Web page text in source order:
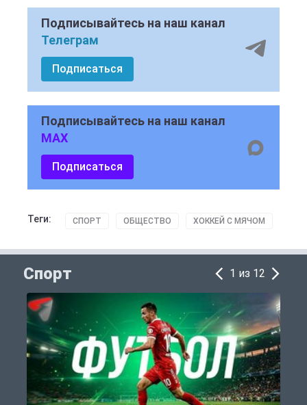
Подписывайтесь на наш канал
Телеграм
Подписаться
Подписывайтесь на наш канал
MAX
Подписаться
Теги: СПОРТ ОБЩЕСТВО ХОККЕЙ С МЯЧОМ
Спорт 1 из 12